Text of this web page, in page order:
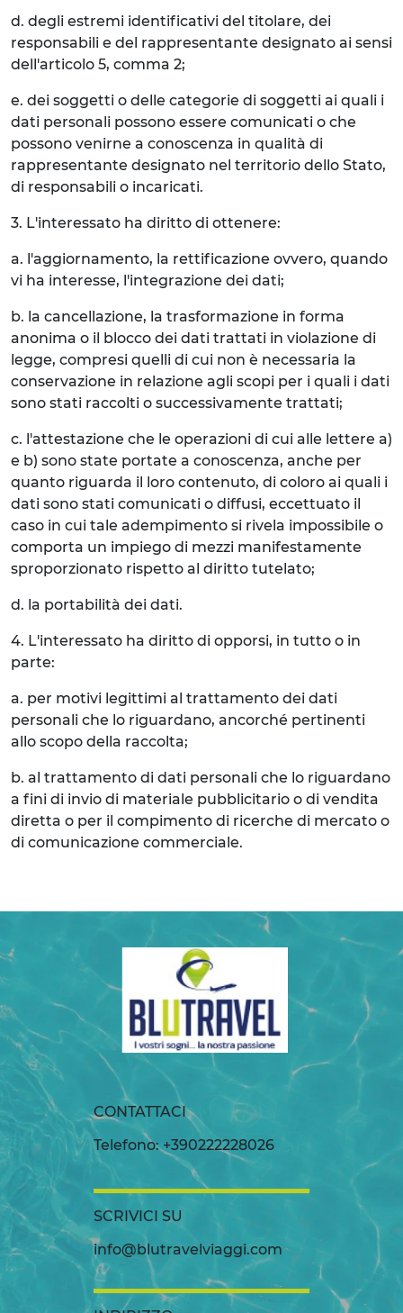
d. degli estremi identificativi del titolare, dei
responsabili e del rappresentante designato ai sensi
dell'articolo 5, comma 2;
e. dei soggetti o delle categorie di soggetti ai quali i
dati personali possono essere comunicati o che
possono venirne a conoscenza in qualità di
rappresentante designato nel territorio dello Stato,
di responsabili o incaricati.
3. L'interessato ha diritto di ottenere:
a. l'aggiornamento, la rettificazione ovvero, quando
vi ha interesse, l'integrazione dei dati;
b. la cancellazione, la trasformazione in forma
anonima o il blocco dei dati trattati in violazione di
legge, compresi quelli di cui non è necessaria la
conservazione in relazione agli scopi per i quali i dati
sono stati raccolti o successivamente trattati;
c. l'attestazione che le operazioni di cui alle lettere a)
e b) sono state portate a conoscenza, anche per
quanto riguarda il loro contenuto, di coloro ai quali i
dati sono stati comunicati o diffusi, eccettuato il
caso in cui tale adempimento si rivela impossibile o
comporta un impiego di mezzi manifestamente
sproporzionato rispetto al diritto tutelato;
d. la portabilità dei dati.
4. L'interessato ha diritto di opporsi, in tutto o in
parte:
a. per motivi legittimi al trattamento dei dati
personali che lo riguardano, ancorché pertinenti
allo scopo della raccolta;
b. al trattamento di dati personali che lo riguardano
a fini di invio di materiale pubblicitario o di vendita
diretta o per il compimento di ricerche di mercato o
di comunicazione commerciale.
CONTATTACI
Telefono: +390222228026
SCRIVICI SU
info@blutravelviaggi.com